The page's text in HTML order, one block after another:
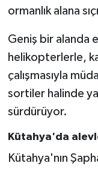
ormanlık alana
Geniş bir alanda
helikopterlerle,
çalışmasıyla
sortiler halinde
sürdürüyor.
Kütahya'da
Kütahya'nın